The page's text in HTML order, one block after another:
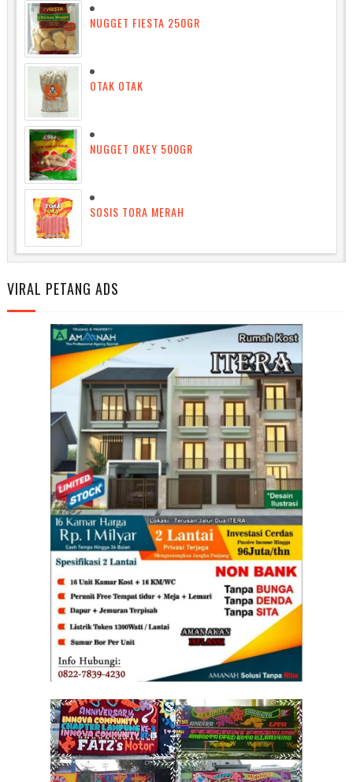
NUGGET FIESTA 250GR
OTAK OTAK
NUGGET OKEY 500GR
SOSIS TORA MERAH
VIRAL PETANG ADS